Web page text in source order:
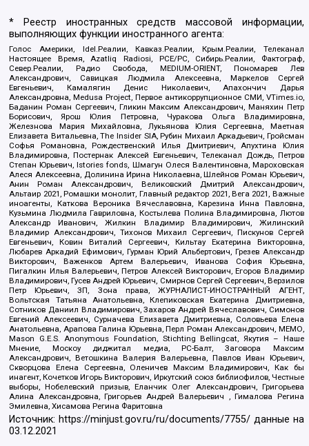
* Реестр иностранных средств массовой информации,
выполняющих функции иностранного агента:
Голос Америки, Idel.Реалии, Кавказ.Реалии, Крым.Реалии, Телеканал
Настоящее Время, Azatliq Radiosi, PCE/PC, Сибирь.Реалии, Фактограф,
Север.Реалии, Радио Свобода, MEDIUM-ORIENT, Пономарев Лев
Александрович, Савицкая Людмила Алексеевна, Маркелов Сергей
Евгеньевич, Камалягин Денис Николаевич, Апахончич Дарья
Александровна, Medusa Project, Первое антикоррупционное СМИ, VTimes.io,
Баданин Роман Сергеевич, Гликин Максим Александрович, Маняхин Петр
Борисович, Ярош Юлия Петровна, Чуракова Ольга Владимировна,
Железнова Мария Михайловна, Лукьянова Юлия Сергеевна, Маетная
Елизавета Витальевна, The Insider SIA, Рубин Михаил Аркадьевич, Гройсман
Софья Романовна, Рождественский Илья Дмитриевич, Апухтина Юлия
Владимировна, Постернак Алексей Евгеньевич, Телеканал Дождь, Петров
Степан Юрьевич, Istories fonds, Шмагун Олеся Валентиновна, Мароховская
Алеся Алексеевна, Долинина Ирина Николаевна, Шлейнов Роман Юрьевич,
Анин Роман Александрович, Великовский Дмитрий Александрович,
Альтаир 2021, Ромашки монолит, Главный редактор 2021, Вега 2021, Важные
иноагенты, Каткова Вероника Вячеславовна, Карезина Инна Павловна,
Кузьмина Людмила Гавриловна, Костылева Полина Владимировна, Лютов
Александр Иванович, Жилкин Владимир Владимирович, Жилинский
Владимир Александрович, Тихонов Михаил Сергеевич, Пискунов Сергей
Евгеньевич, Ковин Виталий Сергеевич, Кильтау Екатерина Викторовна,
Любарев Аркадий Ефимович, Гурман Юрий Альбертович, Грезев Александр
Викторович, Важенков Артем Валерьевич, Иванова София Юрьевна,
Пигалкин Илья Валерьевич, Петров Алексей Викторович, Егоров Владимир
Владимирович, Гусев Андрей Юрьевич, Смирнов Сергей Сергеевич, Верзилов
Петр Юрьевич, ЗП, Зона права, ЖУРНАЛИСТ-ИНОСТРАННЫЙ АГЕНТ,
Вольтская Татьяна Анатольевна, Клепиковская Екатерина Дмитриевна,
Сотников Даниил Владимирович, Захаров Андрей Вячеславович, Симонов
Евгений Алексеевич, Сурначева Елизавета Дмитриевна, Соловьева Елена
Анатольевна, Арапова Галина Юрьевна, Перл Роман Александрович, МЕМО,
Mason G.E.S. Anonymous Foundation, Stichting Bellingcat, Якутия – Наше
Мнение, Москоу диджитал медиа, РС-Балт, Заговора Максим
Александрович, Ветошкина Валерия Валерьевна, Павлов Иван Юрьевич,
Скворцова Елена Сергеевна, Оленичев Максим Владимирович, Как бы
инагент, Кочетков Игорь Викторович, Иркутский союз библиофилов, Честные
выборы, Нобелевский призыв, Еланчик Олег Александрович, Григорьева
Алина Александровна, Григорьев Андрей Валерьевич , Гималова Регина
Эмилевна, Хисамова Регина Фаритовна
Источник: https://minjust.gov.ru/ru/documents/7755/ данные на
03.12.2021